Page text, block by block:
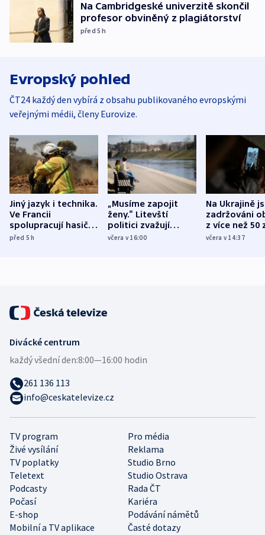
Na Cambridgeské univerzitě skončil
profesor obviněný z plagiátorství
před 5h
Evropský pohled
ČT24 každý den vybírá z obsahu publikovaného evropskými
veřejnými médii, členy Eurovize.
Jiný jazyk i technika.
Ve Francii
spolupracují hasiči z
různých zemí
před 5h
„Musíme zapojit
ženy.“ Litevští
politici zvažují
dohodu o
včera v 16:00
Na Ukrajině
zadržováni
z více než 50
Bojovali na
včera v 14:37
TV program
Pro média
Živé vysílání
Reklama
TV poplatky
Studio Brno
Teletext
Studio Ostrava
Podcasty
Rada ČT
Počasí
Kariéra
E-shop
Podávání námětů
Mobilní a TV aplikace
Časté dotazy
Divácké centrum
každý všední den:8:00—16:00 hodin
261 136 113
info@ceskatelevize.cz